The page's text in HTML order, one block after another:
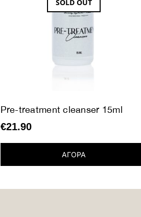
SOLD OUT
Pre-treatment cleanser 15ml
€21.90
ΑΓΟΡΑ